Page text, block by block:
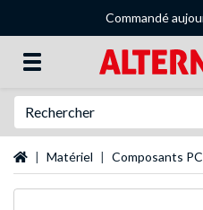
Commandé
Page d'accueil
Matériel Composants PC